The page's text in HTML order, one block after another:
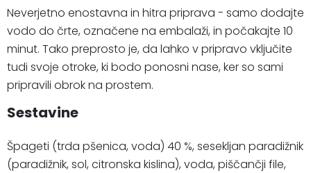
Neverjetno enostavna in hitra priprava - samo dodajte
vodo do črte, označene na embalaži, in počakajte 10
minut. Tako preprosto je, da lahko v pripravo vključite
tudi svoje otroke, ki bodo ponosni nase, ker so sami
pripravili obrok na prostem.
Sestavine
Špageti (trda pšenica, voda) 40 %, sesekljan paradižnik
(paradižnik, sol, citronska kislina), voda, piščančji file,